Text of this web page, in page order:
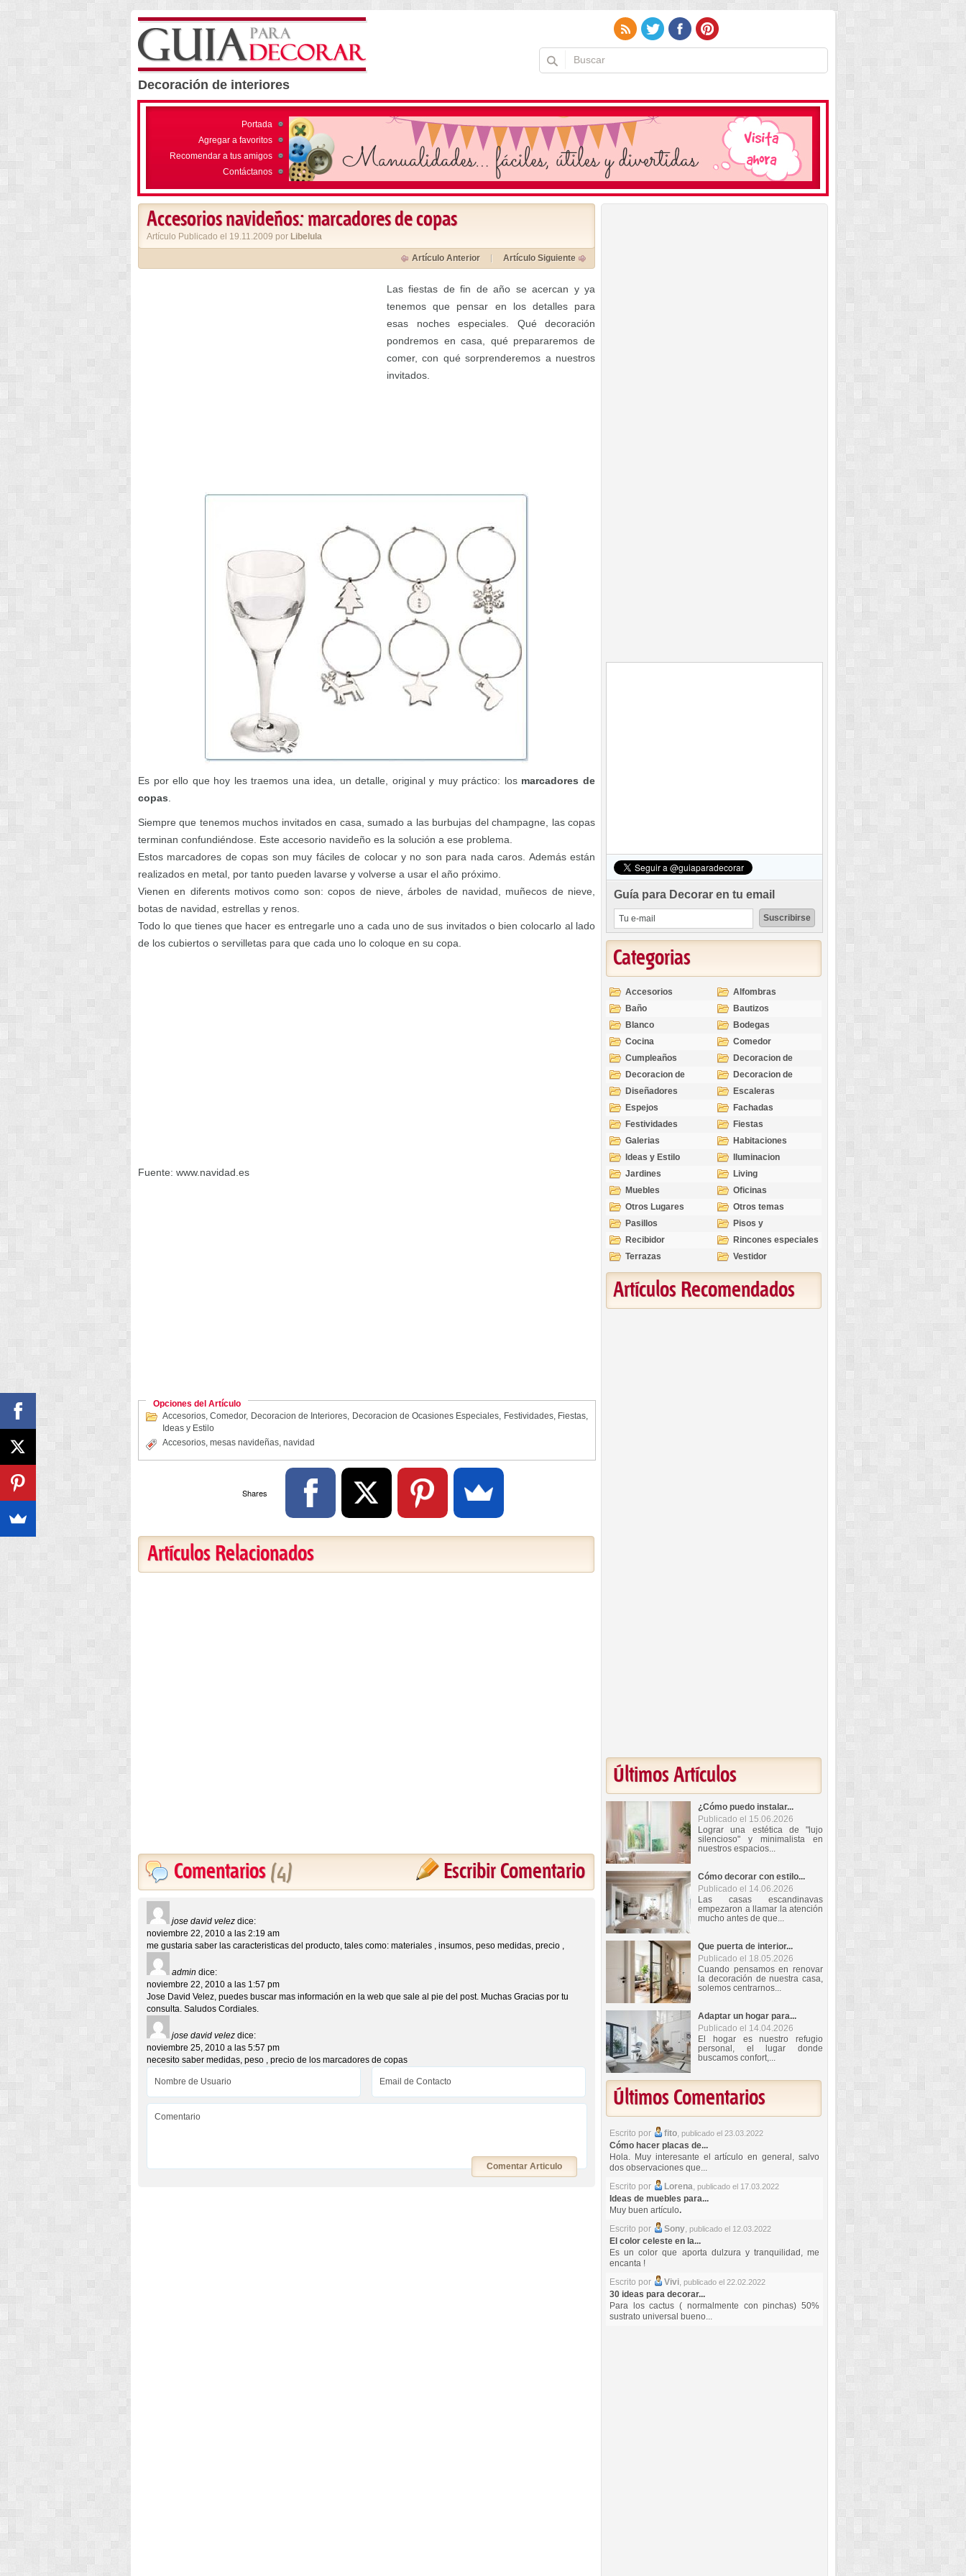
Decoración de interiores
Portada
Agregar a favoritos
Recomendar a tus amigos
Contáctanos
Accesorios navideños: marcadores de copas
Artículo Publicado el 19.11.2009 por Libelula
Artículo Anterior Artículo Siguiente
Las fiestas de fin de año se acercan y ya
tenemos que pensar en los detalles para
esas noches especiales. Qué decoración
pondremos en casa, qué prepararemos de
comer, con qué sorprenderemos a nuestros
invitados.
Es por ello que hoy les traemos una idea, un detalle, original y muy práctico: los marcadores de
copas
Siempre que tenemos muchos invitados en casa, sumado a las burbujas del champagne, las copas
terminan confundiéndose. Este accesorio navideño es la solución a ese problema.
Estos marcadores de copas son muy fáciles de colocar y no son para nada caros. Además están
realizados en metal, por tanto pueden lavarse y volverse a usar el año próximo.
Vienen en diferents motivos como son: copos de nieve, árboles de navidad, muñecos de nieve,
botas de navidad, estrellas y renos.
Todo lo que tienes que hacer es entregarle uno a cada uno de sus invitados o bien colocarlo al lado
de los cubiertos o servilletas para que cada uno lo coloque en su copa.
Fuente: www.navidad.es
Opciones del Artículo
Accesorios,Comedor, Decoracion de Interiores, Decoracion de Ocasiones Especiales, Festividades, Fiestas,
Ideas y Estilo
Accesorios, mesas navideñas, navidad
Shares
Artículos Relacionados
Escribir Comentario
Comentarios (4)
jose david velez dice:
noviembre 22, 2010 a las 2:19 am
me gustaria saber las caracteristicas del producto, tales como: materiales , insumos, peso medidas, precio ,
admin dice:
noviembre 22, 2010 a las 1:57 pm
Jose David Velez, puedes buscar mas información en la web que sale al pie del post. Muchas Gracias por tu
consulta. Saludos Cordiales.
jose david velez dice:
noviembre 25, 2010 a las 5:57 pm
necesito saber medidas, peso , precio de los marcadores de copas
Comentar Articulo
Guía para Decorar en tu email
Categorias
Accesorios
Alfombras
Baño
Bautizos
Blanco
Bodegas
Cocina
Comedor
Cumpleaños
Decoracion de
Exteriores
Decoracion de
Interiores
Decoracion de
Ocasiones
Diseñadores
Escaleras
Espejos
Fachadas
Festividades
Fiestas
Galerias
Habitaciones
Ideas y Estilo
Iluminacion
Jardines
Living
Muebles
Oficinas
Otros Lugares
Otros temas
Pasillos
Pisos y
revestimientos
Recibidor
Rincones especiales
Terrazas
Vestidor
Artículos Recomendados
Últimos Artículos
¿Cómo puedo instalar...
Publicado el 15.06.2026
Lograr una estética de "lujo
silencioso" y minimalista en
nuestros espacios...
Cómo decorar con estilo...
Publicado el 14.06.2026
Las casas escandinavas
empezaron a llamar la atención
mucho antes de que...
Que puerta de interior...
Publicado el 18.05.2026
Cuando pensamos en renovar
la decoración de nuestra casa,
solemos centrarnos...
Adaptar un hogar para...
Publicado el 14.04.2026
El hogar es nuestro refugio
personal, el lugar donde
buscamos confort,...
Últimos Comentarios
Escrito por fito, publicado el 23.03.2022
Cómo hacer placas de...
Hola. Muy interesante el artículo en general, salvo
dos observaciones que...
Escrito por
Lorena, publicado el 17.03.2022
Ideas de muebles para...
Muy buen artículo.
Escrito por
Sony, publicado el 12.03.2022
El color celeste en la...
Es un color que aporta dulzura y tranquilidad, me
encanta !
Escrito por
Vivi, publicado el 22.02.2022
30 ideas para decorar...
Para los cactus ( normalmente con pinchas) 50%
sustrato universal bueno...